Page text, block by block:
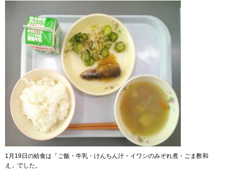
1月19日の給食は「ご飯・牛乳・けんちん汁・イワシのみぞれ煮・ごま酢和
え」でした。